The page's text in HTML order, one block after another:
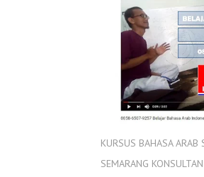
KURSUS BAHASA ARAB
SEMARANG